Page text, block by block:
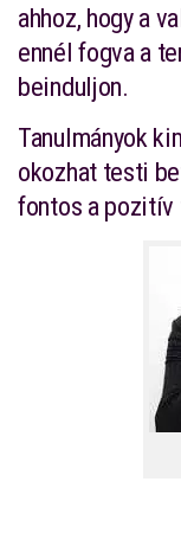
ahhoz, hogy a
ennél fogva a
beinduljon.
Tanulmányok
okozhat testi
fontos a